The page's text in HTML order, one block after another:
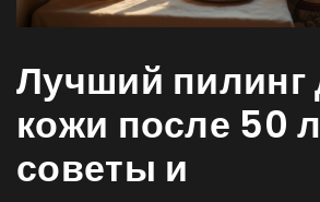
Лучший пилинг
кожи после 50
советы и